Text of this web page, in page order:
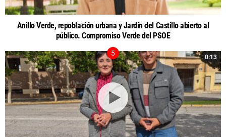
Anillo Verde, repoblación urbana y Jardín del Castillo abierto al
público. Compromiso Verde del PSOE
0:13